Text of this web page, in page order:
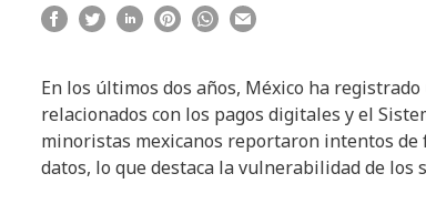
En los últimos dos años, México ha
relacionados con los pagos digitales y el
minoristas mexicanos reportaron intentos de
datos, lo que destaca la vulnerabilidad de